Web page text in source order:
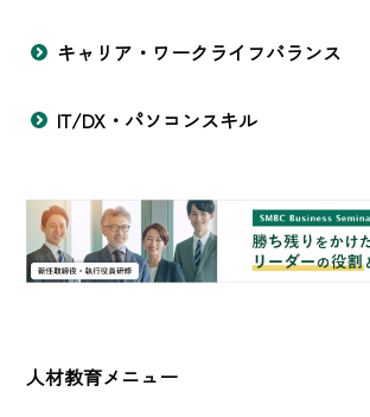
キャリア・ワークライフバランス
IT/DX・パソコンスキル
人材教育メニュー